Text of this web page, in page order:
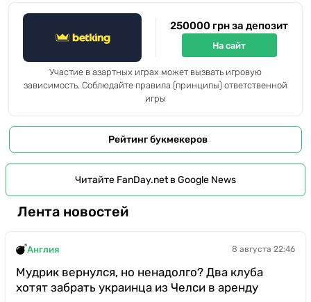
250000 грн за депозит
На сайт
Участие в азартных играх может вызвать игровую
зависимость. Соблюдайте правила (принципы) ответственной
игры
Рейтинг букмекеров
Читайте FanDay.net в Google News
Лента новостей
Англия 8 августа 22:46
Мудрик вернулся, но ненадолго? Два клуба
хотят забрать украинца из Челси в аренду